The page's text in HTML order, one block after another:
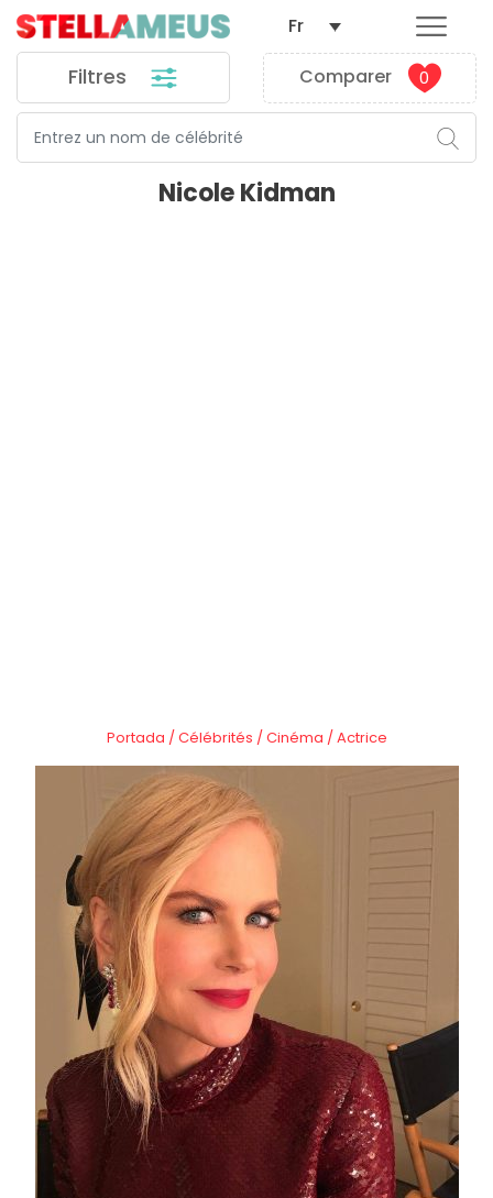
Filtres Comparer 0
Fr
Nicole Kidman
Portada /Célébrités /Cinéma /Actrice